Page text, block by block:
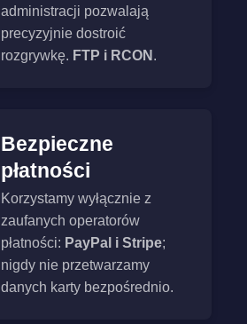
administracji pozwalają
precyzyjnie dostroić
rozgrywkę. FTP i RCON .
Bezpieczne
płatności
Korzystamy wyłącznie z
zaufanych operatorów
płatności: PayPal i Stripe;
nigdy nie przetwarzamy
danych karty bezpośrednio.